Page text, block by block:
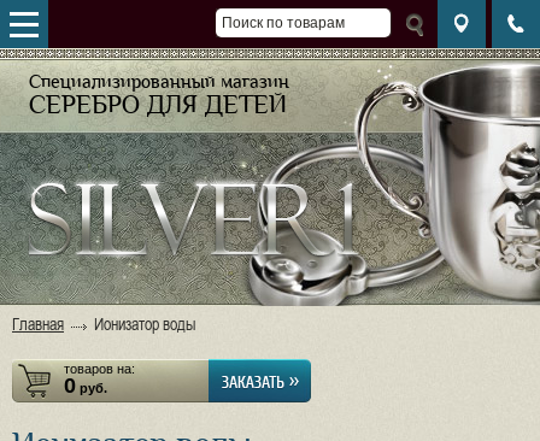
Специализированный магазин
CЕРЕБРО ДЛЯ ДЕТЕЙ
Главная Ионизатор воды
товаров на:
0 руб.